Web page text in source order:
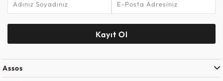
Kayıt Ol
Assos